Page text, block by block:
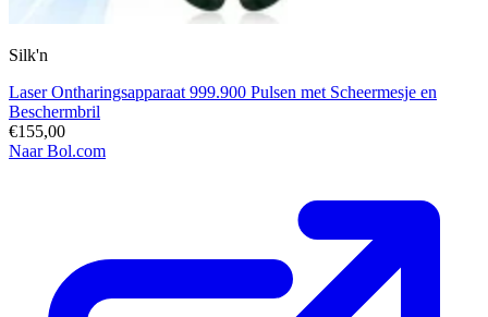
Silk'n
Laser Ontharingsapparaat 999.900 Pulsen met Scheermesje en
Beschermbril
€155,00
Naar Bol.com